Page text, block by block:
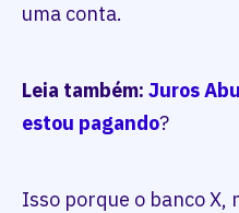
uma conta.
Leia também: Juros
estou pagando?
Isso porque o banco X,